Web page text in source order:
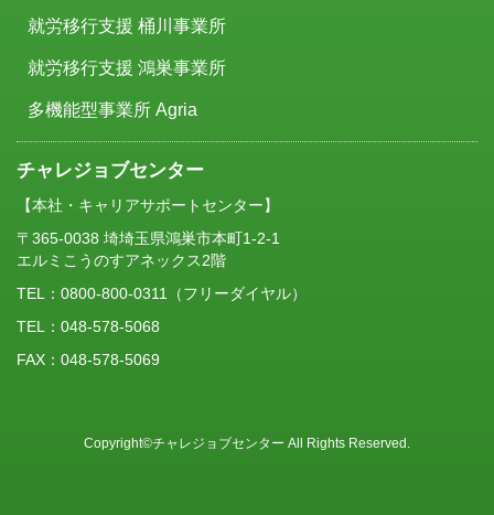
就労移行支援 桶川事業所
就労移行支援 鴻巣事業所
多機能型事業所 Agria
チャレジョブセンター
【本社・キャリアサポートセンター】
〒365-0038 埼埼玉県鴻巣市本町1-2-1
エルミこうのすアネックス2階
TEL： 0800-800-0311
（フリーダイヤル）
TEL：048-578-5068
FAX：048-578-5069
Copyright©チャレジョブセンター All Rights Reserved.